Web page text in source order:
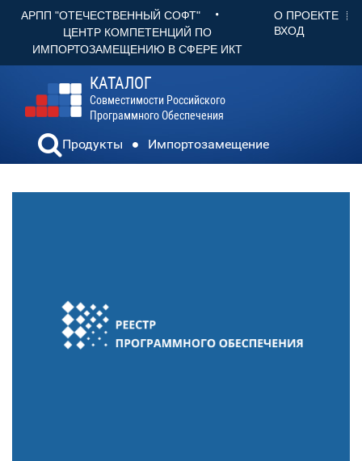
АРПП "ОТЕЧЕСТВЕННЫЙ СОФТ" •
ЦЕНТР КОМПЕТЕНЦИЙ ПО
ИМПОРТОЗАМЕЩЕНИЮ В СФЕРЕ ИКТ
О ПРОЕКТЕ
ВХОД
КАТАЛОГ
Совместимости Российского
Программного Обеспечения
Продукты Импортозамещение